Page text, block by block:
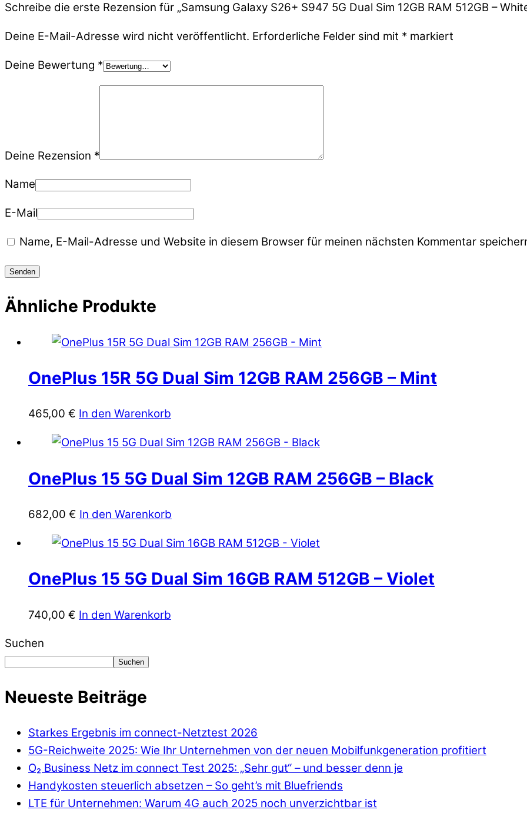
Schreibe die erste Rezension für „Samsung Galaxy S26+ S947 5G Dual Sim 12GB RAM 512GB –
Deine E-Mail-Adresse wird nicht veröffentlicht. Erforderliche Felder sind mit * markiert
Deine Bewertung *
Deine Rezension *
Name
E-Mail
Name, E-Mail-Adresse und Website in diesem Browser für meinen nächsten Kommentar
Ähnliche Produkte
OnePlus 15R 5G Dual Sim 12GB RAM 256GB – Mint
465,00 € In den Warenkorb
OnePlus 15 5G Dual Sim 12GB RAM 256GB – Black
682,00 € In den Warenkorb
OnePlus 15 5G Dual Sim 16GB RAM 512GB – Violet
740,00 € In den Warenkorb
Suchen
Suchen
Neueste Beiträge
Starkes Ergebnis im connect-Netztest 2026
5G-Reichweite 2025: Wie Ihr Unternehmen von der neuen Mobilfunkgeneration profitiert
O₂ Business Netz im connect Test 2025: „Sehr gut“ – und besser denn je
Handykosten steuerlich absetzen – So geht’s mit Bluefriends
LTE für Unternehmen: Warum 4G auch 2025 noch unverzichtbar ist